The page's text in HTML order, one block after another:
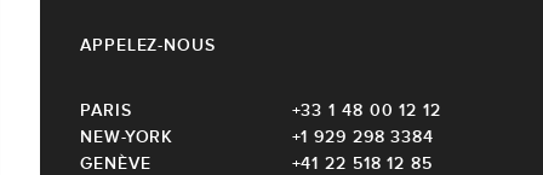
APPELEZ-NOUS
PARIS
+33 1 48 00 12 12
NEW-YORK
+1 929 298 3384
GENÈVE
+41 22 518 12 85